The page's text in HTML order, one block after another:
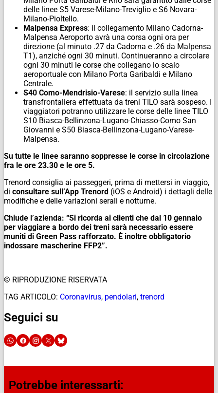
delle linee S5 Varese-Milano-Treviglio e S6 Novara-
Milano-Pioltello.
Malpensa Express: il collegamento Milano Cadorna-
Malpensa Aeroporto avrà una corsa ogni ora per
direzione (al minuto .27 da Cadorna e .26 da Malpensa
T1), anziché ogni 30 minuti. Continueranno a circolare
ogni 30 minuti le corse che collegano lo scalo
aeroportuale con Milano Porta Garibaldi e Milano
Centrale.
S40 Como-Mendrisio-Varese: il servizio sulla linea
transfrontaliera effettuata da treni TILO sarà sospeso. I
viaggiatori potranno utilizzare le corse delle linee TILO
S10 Biasca-Bellinzona-Lugano-Chiasso-Como San
Giovanni e S50 Biasca-Bellinzona-Lugano-Varese-
Malpensa.
Su tutte le linee saranno soppresse le corse in circolazione
fra le ore 23.30 e le ore 5.
Trenord consiglia ai passeggeri, prima di mettersi in viaggio,
di consultare sull’App Trenord (iOS e Android) i dettagli delle
modifiche e delle variazioni serali e notturne.
Chiude l’azienda: “Si ricorda ai clienti che dal 10 gennaio
per viaggiare a bordo dei treni sarà necessario essere
muniti di Green Pass rafforzato. È inoltre obbligatorio
indossare mascherine FFP2”.
© RIPRODUZIONE RISERVATA
TAG ARTICOLO: Coronavirus, pendolari, trenord
Seguici su
Potrebbe interessarti: